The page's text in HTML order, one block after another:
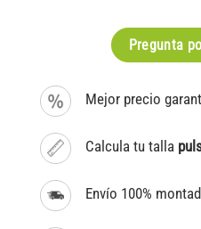
Pregunta
Mejor precio
Calcula tu talla
Envío 100%